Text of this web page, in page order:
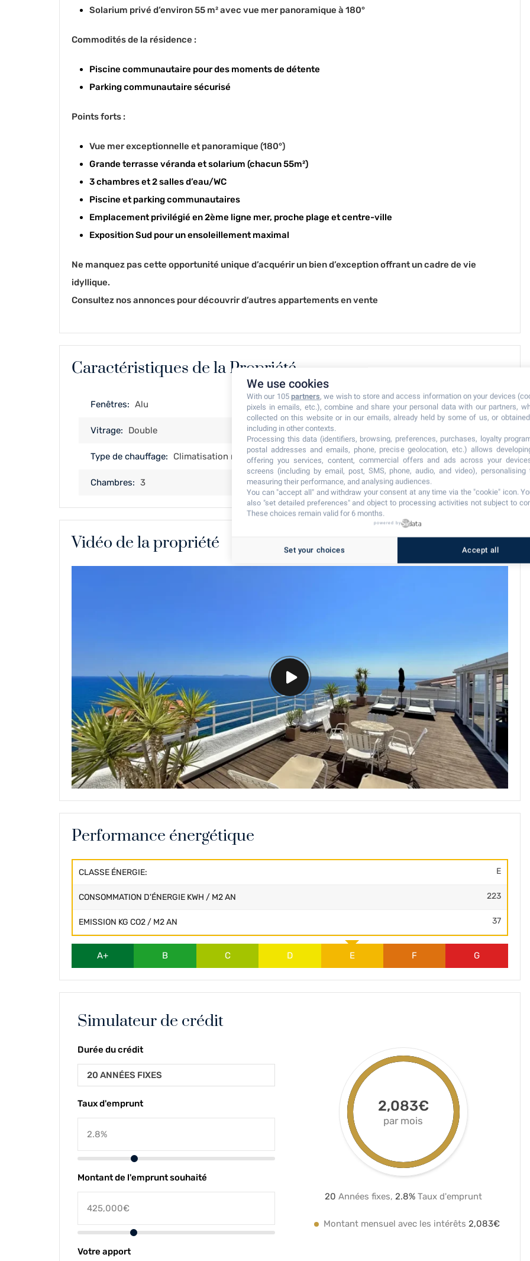
Solarium privé d’environ 55 m² avec vue mer panoramique à 180°
Commodités de la résidence :
Piscine communautaire pour des moments de détente
Parking communautaire sécurisé
Points forts :
Vue mer exceptionnelle et panoramique (180°)
Grande terrasse véranda et solarium (chacun 55m²)
3 chambres et 2 salles d’eau/WC
Piscine et parking communautaires
Emplacement privilégié en 2ème ligne mer, proche plage et centre-ville
Exposition Sud pour un ensoleillement maximal
Ne manquez pas cette opportunité unique d’acquérir un bien d’exception offrant un cadre de vie
idyllique.
Consultez nos annonces pour découvrir d’autres appartementsen vente
Caractéristiques de la Propriété
Fenêtres: Alu
Vitrage: Double
Type de chauffage: Climatisation réversible (chaud/froid)
Chambres: 3
Vidéo de la propriété
Performance énergétique
CLASSE ÉNERGIE: E
CONSOMMATION D'ÉNERGIE KWH / M2 AN 223
EMISSION KG CO2 / M2 AN 37
A+ B C D E F G
Simulateur de crédit
Durée du crédit
20 ANNÉES FIXES
Taux d'emprunt
Montant de l'emprunt souhaité
Votre apport
2,083€
par mois
20 Années fixes, 2.8%Taux d'emprunt
Montant mensuel avec les intérêts 2,083€
We use cookies
With our 105partners, we wish to store and access information on your devices
pixels in emails, etc.), combine and share your personal data with our partners,
collected on this website or in our emails, already held by some of us, or obtained
including in other contexts.
Processing this data (identifiers, browsing, preferences, purchases, loyalty
postal addresses and emails, phone, precise geolocation, etc.) allows
offering you services, content, commercial offers and ads across your
screens (including by email, post, SMS, phone, audio, and video), personalising
measuring their performance, and analysing audiences.
You can "accept all" and withdraw your consent at any time via the "cookie" icon.
also "set detailed preferences" and object to processing activities not subject to
These choices remain valid for 6 months.
powered by
Set your choices Accept all